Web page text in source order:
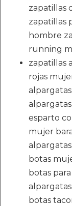
zapatillas
zapatillas
hombre
running
zapatillas
rojas
esparto
mujer
botas
botas
botas